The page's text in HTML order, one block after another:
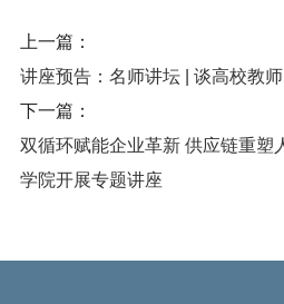
上一篇：
讲座预告：名师讲坛 | 谈高校教
下一篇：
双循环赋能企业革新 供应链重
学院开展专题讲座